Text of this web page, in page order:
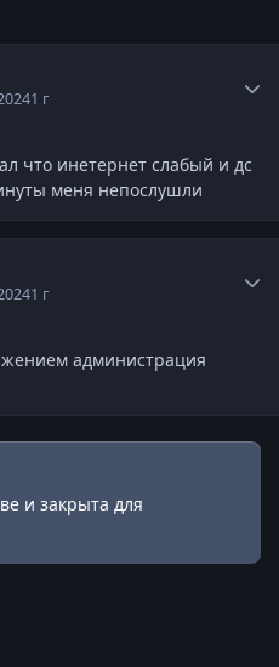
1 г
что инетернет слабый и дс
меня непослушли
1 г
администрация
и закрыта для